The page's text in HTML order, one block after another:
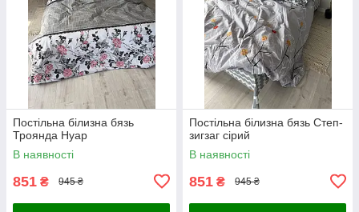
Постільна білизна бязь
Троянда Нуар
В наявності
851 ₴ 945 ₴
Постільна білизна бязь Степ-
зигзаг сірий
В наявності
851 ₴ 945 ₴